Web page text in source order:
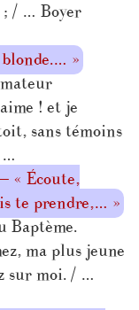
; / … Boyer
»
! et je
sans témoins
…
« Écoute,
te prendre,… »
Baptème.
ma plus jeune
sur moi. / …